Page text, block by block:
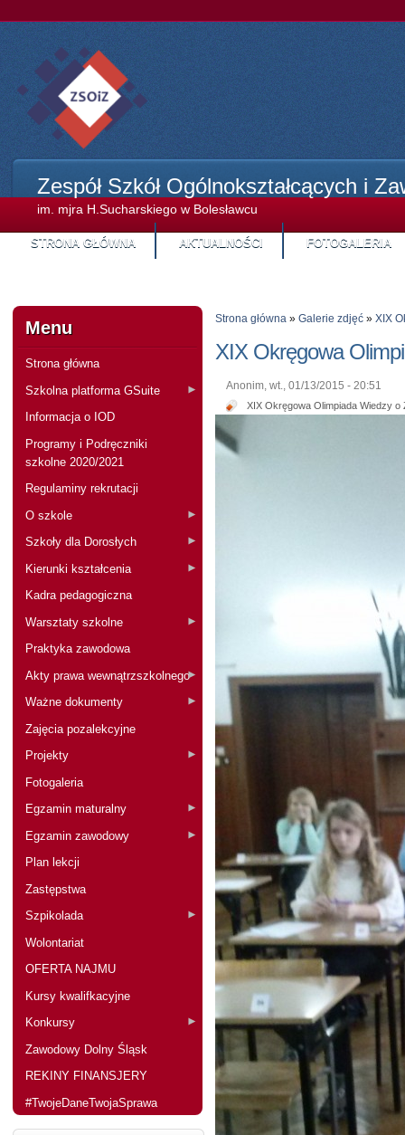
Zespół Szkół Ogólnokształcących i
im. mjra H.Sucharskiego w Bolesławcu
STRONA GŁÓWNA AKTUALNOŚCI FOTOGALERIA
Menu
Strona główna
Szkolna platforma GSuite
Informacja o IOD
Programy i Podręczniki
szkolne 2020/2021
Regulaminy rekrutacji
O szkole
Szkoły dla Dorosłych
Kierunki kształcenia
Kadra pedagogiczna
Warsztaty szkolne
Praktyka zawodowa
Akty prawa wewnątrzszkolnego
Ważne dokumenty
Zajęcia pozalekcyjne
Projekty
Fotogaleria
Egzamin maturalny
Egzamin zawodowy
Plan lekcji
Zastępstwa
Szpikolada
Wolontariat
OFERTA NAJMU
Kursy kwalifkacyjne
Konkursy
Zawodowy Dolny Śląsk
REKINY FINANSJERY
#TwojeDaneTwojaSprawa
Strona główna » Galerie zdjęć » XIX
XIX Okręgowa
Anonim, wt., 01/13/2015 - 20:51
XIX Okręgowa Olimpiada Wiedzy o